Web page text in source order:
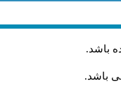
باشد.
باشد.